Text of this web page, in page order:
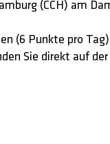
(CCH) am
(6 Punkte pro
Sie direkt auf